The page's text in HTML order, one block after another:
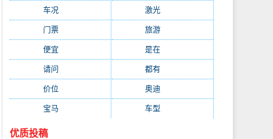
车况(582) 激光
门票(564) 旅游
便宜 是在
请问 都有
价位 奥迪
宝马 车型
优质投稿